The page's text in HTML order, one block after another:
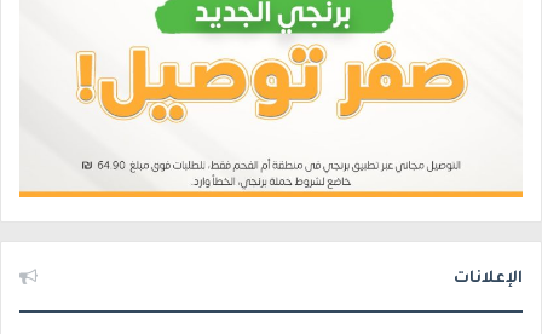
الإعلانات